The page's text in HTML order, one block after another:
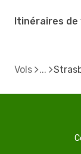
Itinéraires de
Vols